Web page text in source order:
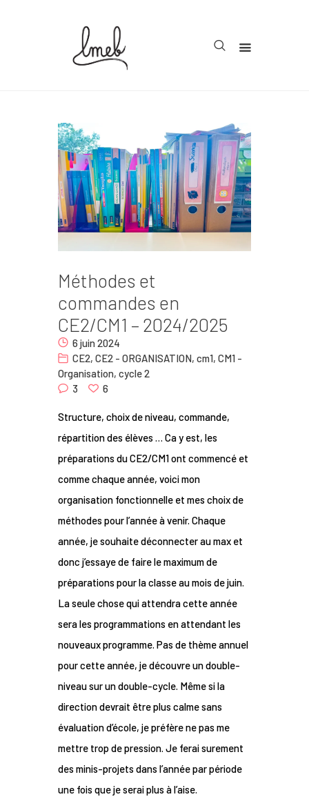
Organisation
Teachcollab
Contact
Méthodes et
commandes en
CE2/CM1 – 2024/2025
6 juin 2024
CE2, CE2 - ORGANISATION, cm1, CM1 -
Organisation, cycle 2
3
6
Structure, choix de niveau, commande,
répartition des élèves … Ca y est, les
préparations du CE2/CM1 ont commencé et
comme chaque année, voici mon
organisation fonctionnelle et mes choix de
méthodes pour l’année à venir. Chaque
année, je souhaite déconnecter au max et
donc j’essaye de faire le maximum de
préparations pour la classe au mois de juin.
La seule chose qui attendra cette année
sera les programmations en attendant les
nouveaux programme. Pas de thème annuel
pour cette année, je découvre un double-
niveau sur un double-cycle. Même si la
direction devrait être plus calme sans
évaluation d’école, je préfère ne pas me
mettre trop de pression. Je ferai surement
des minis-projets dans l’année par période
une fois que je serai plus à l’aise.